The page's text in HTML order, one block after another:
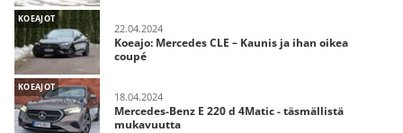
KOEAJOT
22.04.2024
Koeajo: Mercedes CLE – Kaunis ja ihan oikea
coupé
KOEAJOT
18.04.2024
Mercedes-Benz E 220 d 4Matic - täsmällistä
mukavuutta